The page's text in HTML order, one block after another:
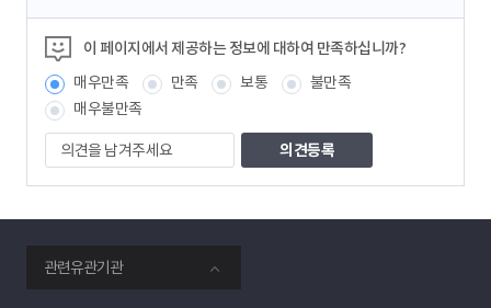
츠
정
보
책
임
자
이 페이지에서 제공하는 정보에 대하여 만족하십니까?
매우만족
만족 보통
불만족
매우불만족
의
견
을
겨
주
세
요
관련유관기관